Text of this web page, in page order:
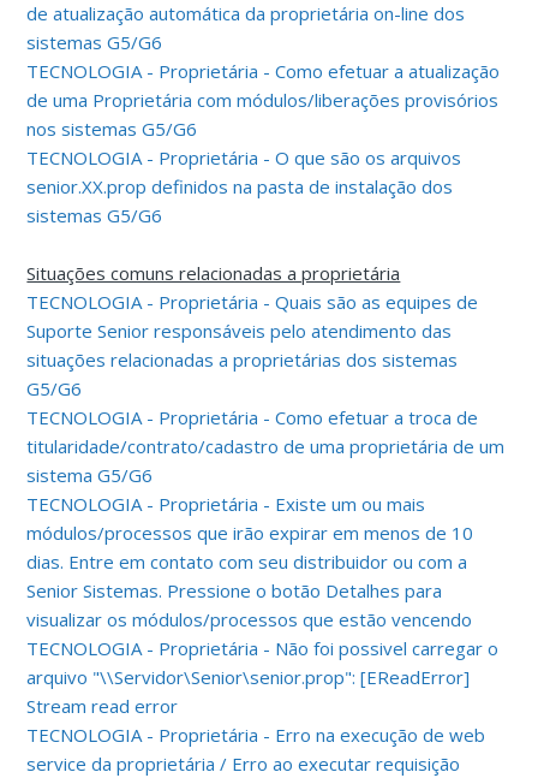
de atualização automática da proprietária on-line dos
sistemas G5/G6
TECNOLOGIA - Proprietária - Como efetuar a atualização
de uma Proprietária com módulos/liberações provisórios
nos sistemas G5/G6
TECNOLOGIA - Proprietária - O que são os arquivos
senior.XX.prop definidos na pasta de instalação dos
sistemas G5/G6
Situações comuns relacionadas a proprietária
TECNOLOGIA - Proprietária - Quais são as equipes de
Suporte Senior responsáveis pelo atendimento das
situações relacionadas a proprietárias dos sistemas
G5/G6
TECNOLOGIA - Proprietária - Como efetuar a troca de
titularidade/contrato/cadastro de uma proprietária de um
sistema G5/G6
TECNOLOGIA - Proprietária - Existe um ou mais
módulos/processos que irão expirar em menos de 10
dias. Entre em contato com seu distribuidor ou com a
Senior Sistemas. Pressione o botão Detalhes para
visualizar os módulos/processos que estão vencendo
TECNOLOGIA - Proprietária - Não foi possivel carregar o
arquivo "\\Servidor\Senior\senior.prop": [EReadError]
Stream read error
TECNOLOGIA - Proprietária - Erro na execução de web
service da proprietária / Erro ao executar requisição